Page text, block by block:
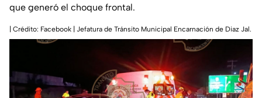
que generó el choque frontal.
| Crédito: Facebook | Jefatura de Tránsito Municipal Encarnación de Diaz Jal.